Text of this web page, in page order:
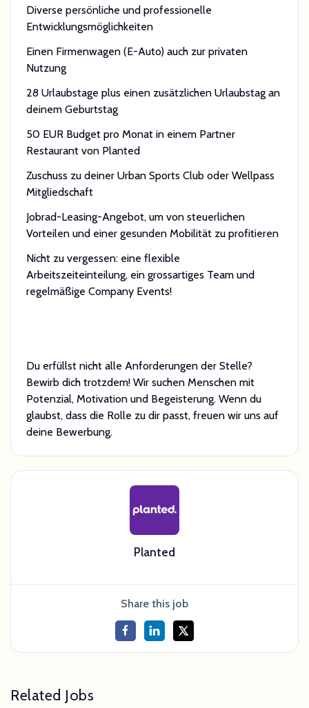
Diverse persönliche und professionelle
Entwicklungsmöglichkeiten
Einen Firmenwagen (E-Auto) auch zur privaten
Nutzung
28 Urlaubstage plus einen zusätzlichen Urlaubstag an
deinem Geburtstag
50 EUR Budget pro Monat in einem Partner
Restaurant von Planted
Zuschuss zu deiner Urban Sports Club oder Wellpass
Mitgliedschaft
Jobrad-Leasing-Angebot, um von steuerlichen
Vorteilen und einer gesunden Mobilität zu profitieren
Nicht zu vergessen: eine flexible
Arbeitszeiteinteilung, ein grossartiges Team und
regelmäßige Company Events!
Du erfüllst nicht alle Anforderungen der Stelle?
Bewirb dich trotzdem! Wir suchen Menschen mit
Potenzial, Motivation und Begeisterung. Wenn du
glaubst, dass die Rolle zu dir passt, freuen wir uns auf
deine Bewerbung.
Planted
Share this job
Related Jobs